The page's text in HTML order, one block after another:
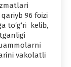
96 foizi
to‘g‘ri kelib,
vakolatli